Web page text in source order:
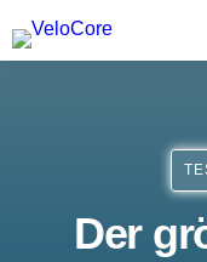
Agenturen &
Der